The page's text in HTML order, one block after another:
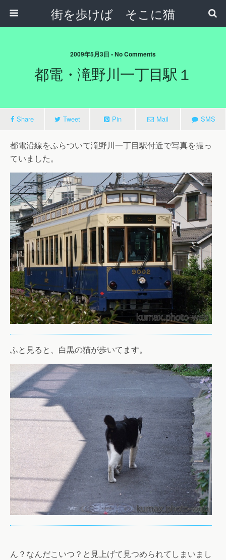
街を歩けば そこに猫
2009年5月3日 • No Comments
都電・滝野川一丁目駅１
Share Tweet Pin Mail SMS
都電沿線をふらついて滝野川一丁目駅付近で写真を撮っ
ていました。
ふと見ると、白黒の猫が歩いてます。
ん？なんだこいつ？と見上げて見つめられてしまいまし